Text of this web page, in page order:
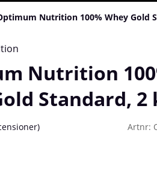
Nutrition 100% Whey Gold
Nutrition
Standard, 2
Antal betyg 7
) Artnr: